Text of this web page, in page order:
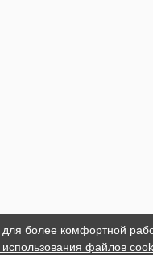
более комфортной
использования файлов